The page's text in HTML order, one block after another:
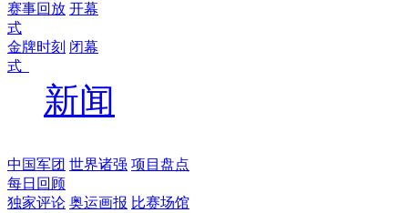
赛事回放 开幕
式
金牌时刻 闭幕
式
新闻
中国军团 世界诸强 项目盘点
每日回顾
独家评论 奥运画报 比赛场馆